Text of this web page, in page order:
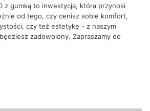
z gumką to inwestycja, która przynosi
od tego, czy cenisz sobie komfort,
czy też estetykę - z naszym
zadowolony. Zapraszamy do